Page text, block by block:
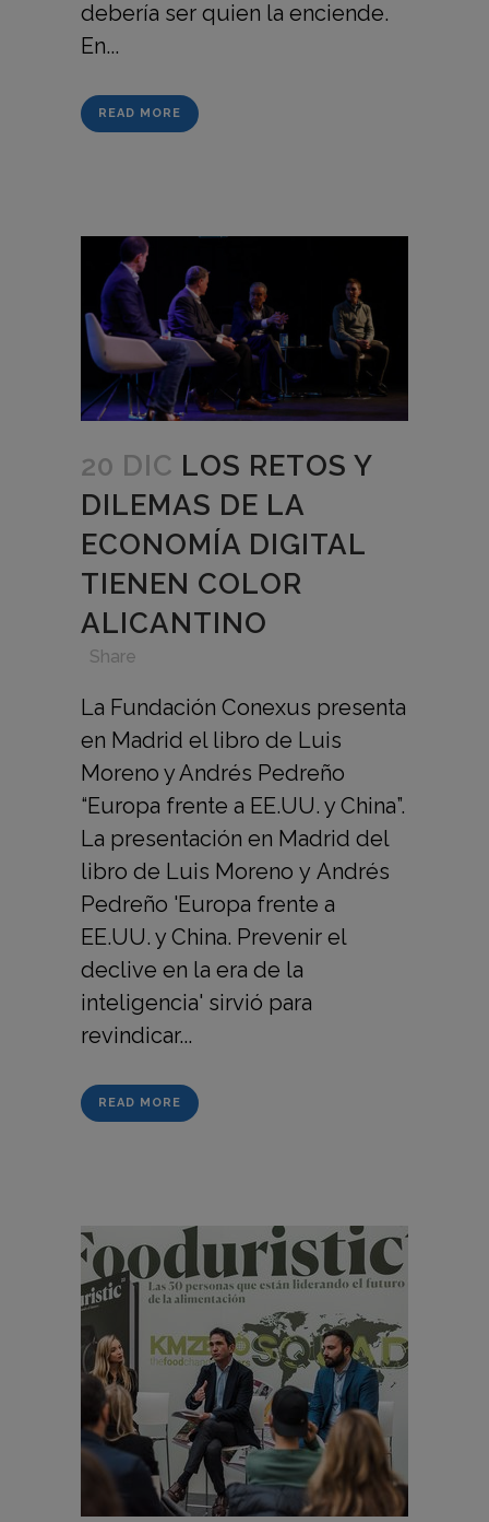
debería ser quien la enciende.
En...
READ MORE
20 DIC LOS RETOS Y
DILEMAS DE LA
ECONOMÍA DIGITAL
TIENEN COLOR
ALICANTINO
Share
La Fundación Conexus presenta
en Madrid el libro de Luis
Moreno y Andrés Pedreño
“Europa frente a EE.UU. y China”.
La presentación en Madrid del
libro de Luis Moreno y Andrés
Pedreño 'Europa frente a
EE.UU. y China. Prevenir el
declive en la era de la
inteligencia' sirvió para
revindicar...
READ MORE